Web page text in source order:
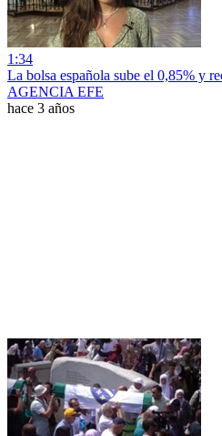
1:34
La bolsa española sube el 0,85% y
AGENCIA EFE
hace 3 años